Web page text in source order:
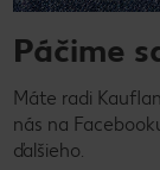
Páčime
Máte radi
nás na
ďalšieho.